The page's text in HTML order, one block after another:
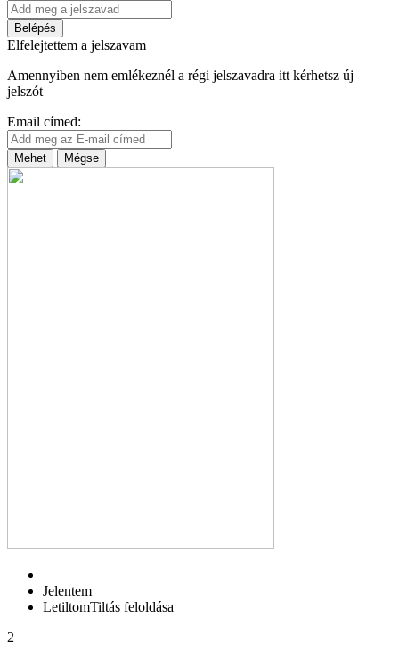
Belépés
Elfelejtettem a jelszavam
Amennyiben nem emlékeznél a régi jelszavadra itt kérhetsz új
jelszót
Email címed:
Mehet Mégse
Jelentem
LetiltomTiltás feloldása
2